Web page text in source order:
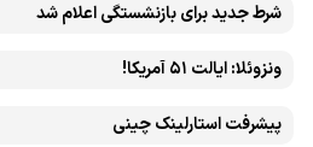
شرط جدید برای بازنشستگی اعلام شد
ونزوئلا: ایالت ۵۱ آمریکا!
پیشرفت ‏استارلینک چینی